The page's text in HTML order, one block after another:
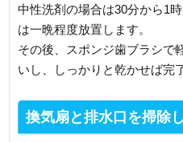
中性洗剤の場合は30分から1
は一晩程度放置します。
その後、スポンジ歯ブラシで
いし、しっかりと乾かせば完
換気扇と排水口を掃除